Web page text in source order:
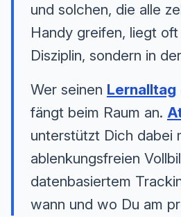
und solchen, die alle
Handy greifen, liegt
Disziplin, sondern in
Wer seinen Lernalltag
fängt beim Raum an.
unterstützt Dich dabei
ablenkungsfreien
datenbasiertem
wann und wo Du am